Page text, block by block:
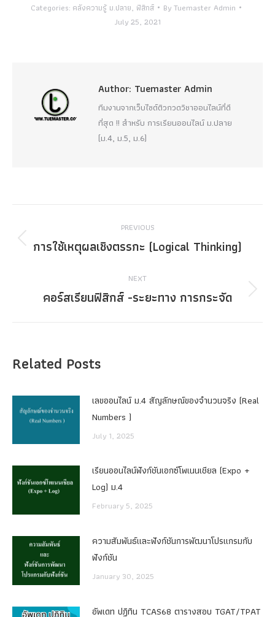
Categories: คลังความรู้ ม.ปลาย, ฟิสิกส์ ByTuemaster Admin
July 25, 2021
Author: Tuemaster Admin
ทีมงานจากเว็บไซต์ติวกวดวิชาออนไลน์ที่ดี
ที่สุด !! สำหรับ การเรียนออนไลน์ ม.ปลาย
(ม.4, ม.5, ม.6)
navigation
PREVIOUS
Previous
การใช้เหตุผลเชิงตรรกะ (Logical Thinking)
NEXT
Next
คอร์สเรียนฟิสิกส์ -ระยะทาง การกระจัด
Related Posts
เลขออนไลน์ ม.4 สัญลักษณ์ของจำนวนจริง (Real
Numbers )
July 1, 2025
เรียนออนไลน์ฟังก์ชันเอกซ์โพเนนเชียล (Expo +
Log) ม.4
February 5, 2025
ความสัมพันธ์และฟังก์ชันการพัฒนาโปรแกรมกับ
ฟังก์ชัน
January 30, 2025
อัพเดท ปฏิทิน TCAS68 ตารางสอบ TGAT/TPAT